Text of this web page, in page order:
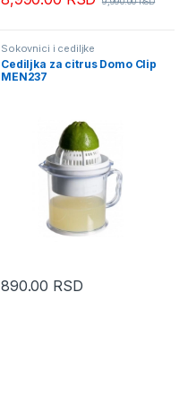
Sokovnici i cediljke
Cediljka za citrus Domo Clip
MEN237
890.00 RSD